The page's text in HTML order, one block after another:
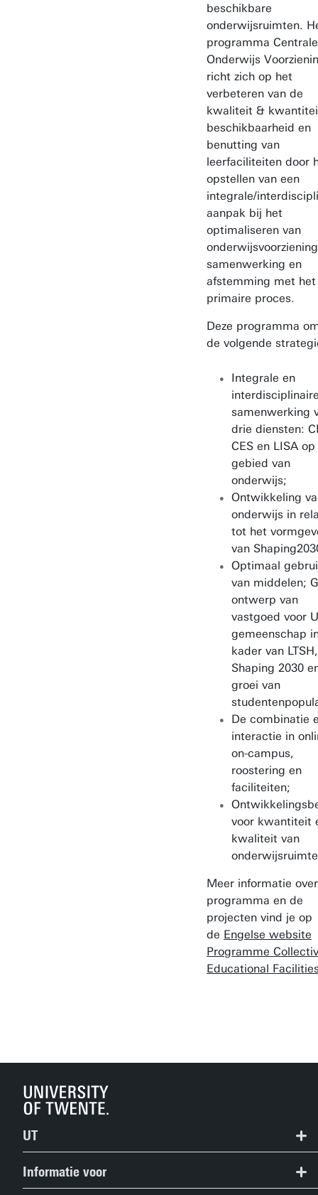
beschikbare
onderwijsruimten.
programma Centrale
Onderwijs
richt zich op het
verbeteren van de
kwaliteit &
beschikbaarheid en
benutting van
leerfaciliteiten door
opstellen van een
integrale/
aanpak bij het
optimaliseren van
samenwerking en
afstemming met het
primaire proces.
Deze programma
de volgende
Integrale en
samenwerking
drie diensten:
CES en LISA
gebied van
onderwijs;
Ontwikkeling
onderwijs in
tot het
van
Optimaal
van middelen;
ontwerp van
vastgoed voor
gemeenschap
kader van LTSH,
Shaping 2030
groei van
De combinatie
interactie in
on-campus,
roostering en
faciliteiten;
voor kwantiteit
kwaliteit van
Meer informatie
programma en de
projecten vind je op
de Engelse website
Programme
Educational
UT
Contact
Informatie voor